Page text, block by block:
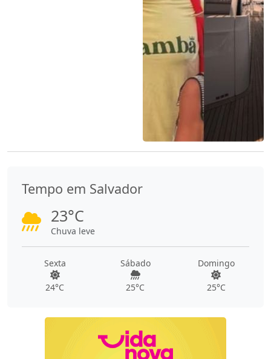
Tempo em Salvador
23°C
Chuva leve
Sexta
24°C
Sábado
25°C
Domingo
25°C